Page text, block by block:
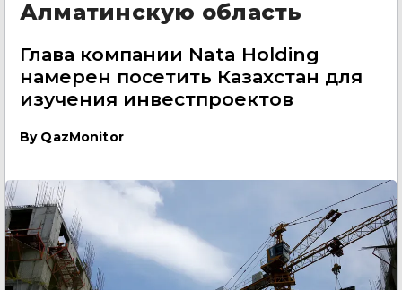
Алматинскую область
Глава компании Nata Holding
намерен посетить Казахстан для
изучения инвестпроектов
By QazMonitor